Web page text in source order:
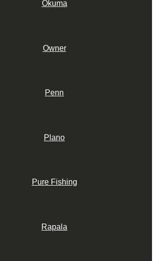
Okuma
Owner
Penn
Plano
Pure Fishing
Rapala